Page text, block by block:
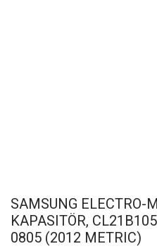
SAMSUNG ELECTRO-
KAPASITÖR,
0805 (2012 METRIC)